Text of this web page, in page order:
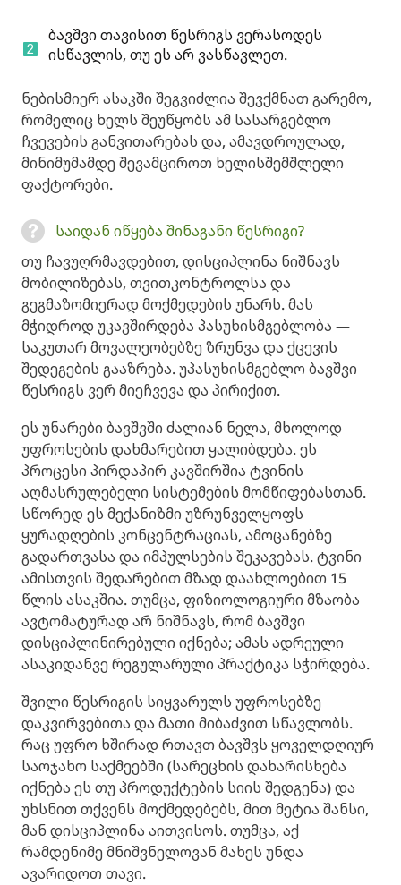
ბავშვი თავისით წესრიგს ვერასოდეს
ისწავლის, თუ ეს არ ვასწავლეთ.
ნებისმიერ ასაკში შეგვიძლია შევქმნათ გარემო,
რომელიც ხელს შეუწყობს ამ სასარგებლო
ჩვევების განვითარებას და, ამავდროულად,
მინიმუმამდე შევამციროთ ხელისშემშლელი
ფაქტორები.
საიდან იწყება შინაგანი წესრიგი?
თუ ჩავუღრმავდებით, დისციპლინა ნიშნავს
მობილიზებას, თვითკონტროლსა და
გეგმაზომიერად მოქმედების უნარს. მას
მჭიდროდ უკავშირდება პასუხისმგებლობა —
საკუთარ მოვალეობებზე ზრუნვა და ქცევის
შედეგების გააზრება. უპასუხისმგებლო ბავშვი
წესრიგს ვერ მიეჩვევა და პირიქით.
ეს უნარები ბავშვში ძალიან ნელა, მხოლოდ
უფროსების დახმარებით ყალიბდება. ეს
პროცესი პირდაპირ კავშირშია ტვინის
აღმასრულებელი სისტემების მომწიფებასთან.
სწორედ ეს მექანიზმი უზრუნველყოფს
ყურადღების კონცენტრაციას, ამოცანებზე
გადართვასა და იმპულსების შეკავებას. ტვინი
ამისთვის შედარებით მზად დაახლოებით 15
წლის ასაკშია. თუმცა, ფიზიოლოგიური მზაობა
ავტომატურად არ ნიშნავს, რომ ბავშვი
დისციპლინირებული იქნება; ამას ადრეული
ასაკიდანვე რეგულარული პრაქტიკა სჭირდება.
შვილი წესრიგის სიყვარულს უფროსებზე
დაკვირვებითა და მათი მიბაძვით სწავლობს.
რაც უფრო ხშირად რთავთ ბავშვს ყოველდღიურ
საოჯახო საქმეებში (სარეცხის დახარისხება
იქნება ეს თუ პროდუქტების სიის შედგენა) და
უხსნით თქვენს მოქმედებებს, მით მეტია შანსი,
მან დისციპლინა აითვისოს. თუმცა, აქ
რამდენიმე მნიშვნელოვან მახეს უნდა
ავარიდოთ თავი.